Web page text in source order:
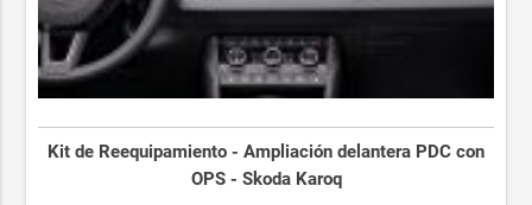
Kit de Reequipamiento - Ampliación delantera PDC con
OPS - Skoda Karoq